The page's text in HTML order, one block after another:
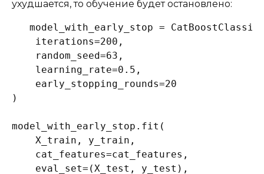
ухудшается, то обучение будет остановлено:
model_with_early_stop =
    iterations=200,
    random_seed=63,
    learning_rate=0.5,
    early_stopping_rounds=20
)
model_with_early_stop.fit(
    X_train, y_train,
    cat_features=cat_features,
    eval_set=(X_test, y_test),